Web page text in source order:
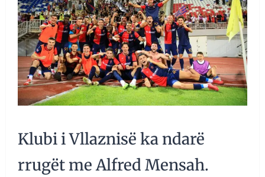
Klubi i Vllaznisë ka ndarë
rrugët me Alfred Mensah.